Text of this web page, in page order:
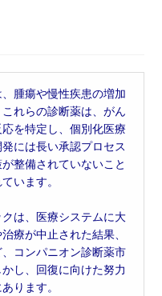
腫瘍や慢性疾患の増加
れらの診断薬は、がん
を特定し、個別化医療
には長い承認プロセス
整備されていないこと
います。
は、医療システムに大
療が中止された結果、
コンパニオン診断薬市
し、回復に向けた努力
ります。